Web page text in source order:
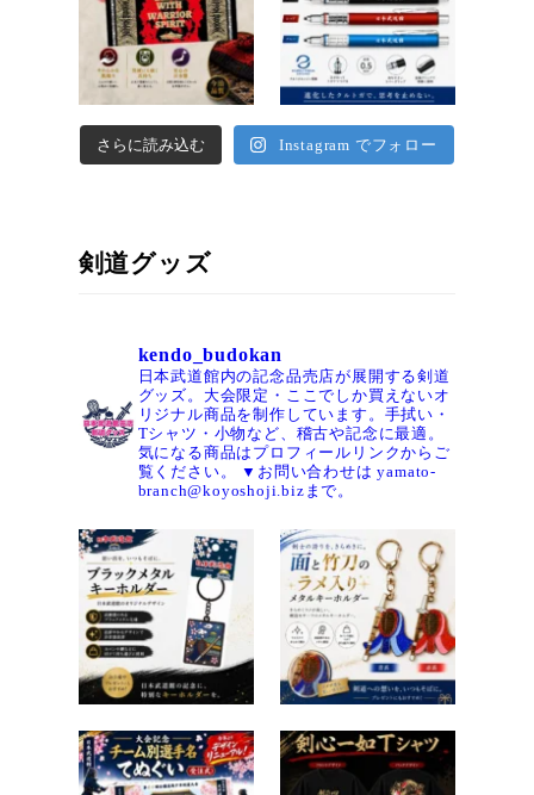
さらに読み込む Instagram でフォロー
剣道グッズ
kendo_budokan
日本武道館内の記念品売店が展開する剣道
グッズ。大会限定・ここでしか買えないオ
リジナル商品を制作しています。手拭い・
Tシャツ・小物など、稽古や記念に最適。
気になる商品はプロフィールリンクからご
覧ください。
▼お問い合わせは yamato-
branch@koyoshoji.bizまで。